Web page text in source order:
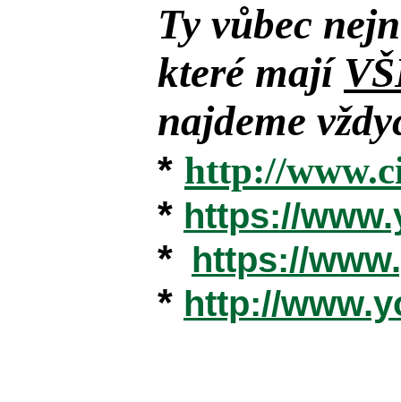
Ty vůbec
které mají
najdeme
* http://
* https://
* https://
* http://